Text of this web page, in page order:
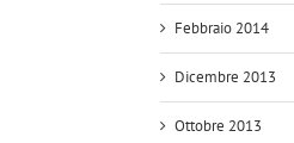
Febbraio 2014
Dicembre 2013
Ottobre 2013